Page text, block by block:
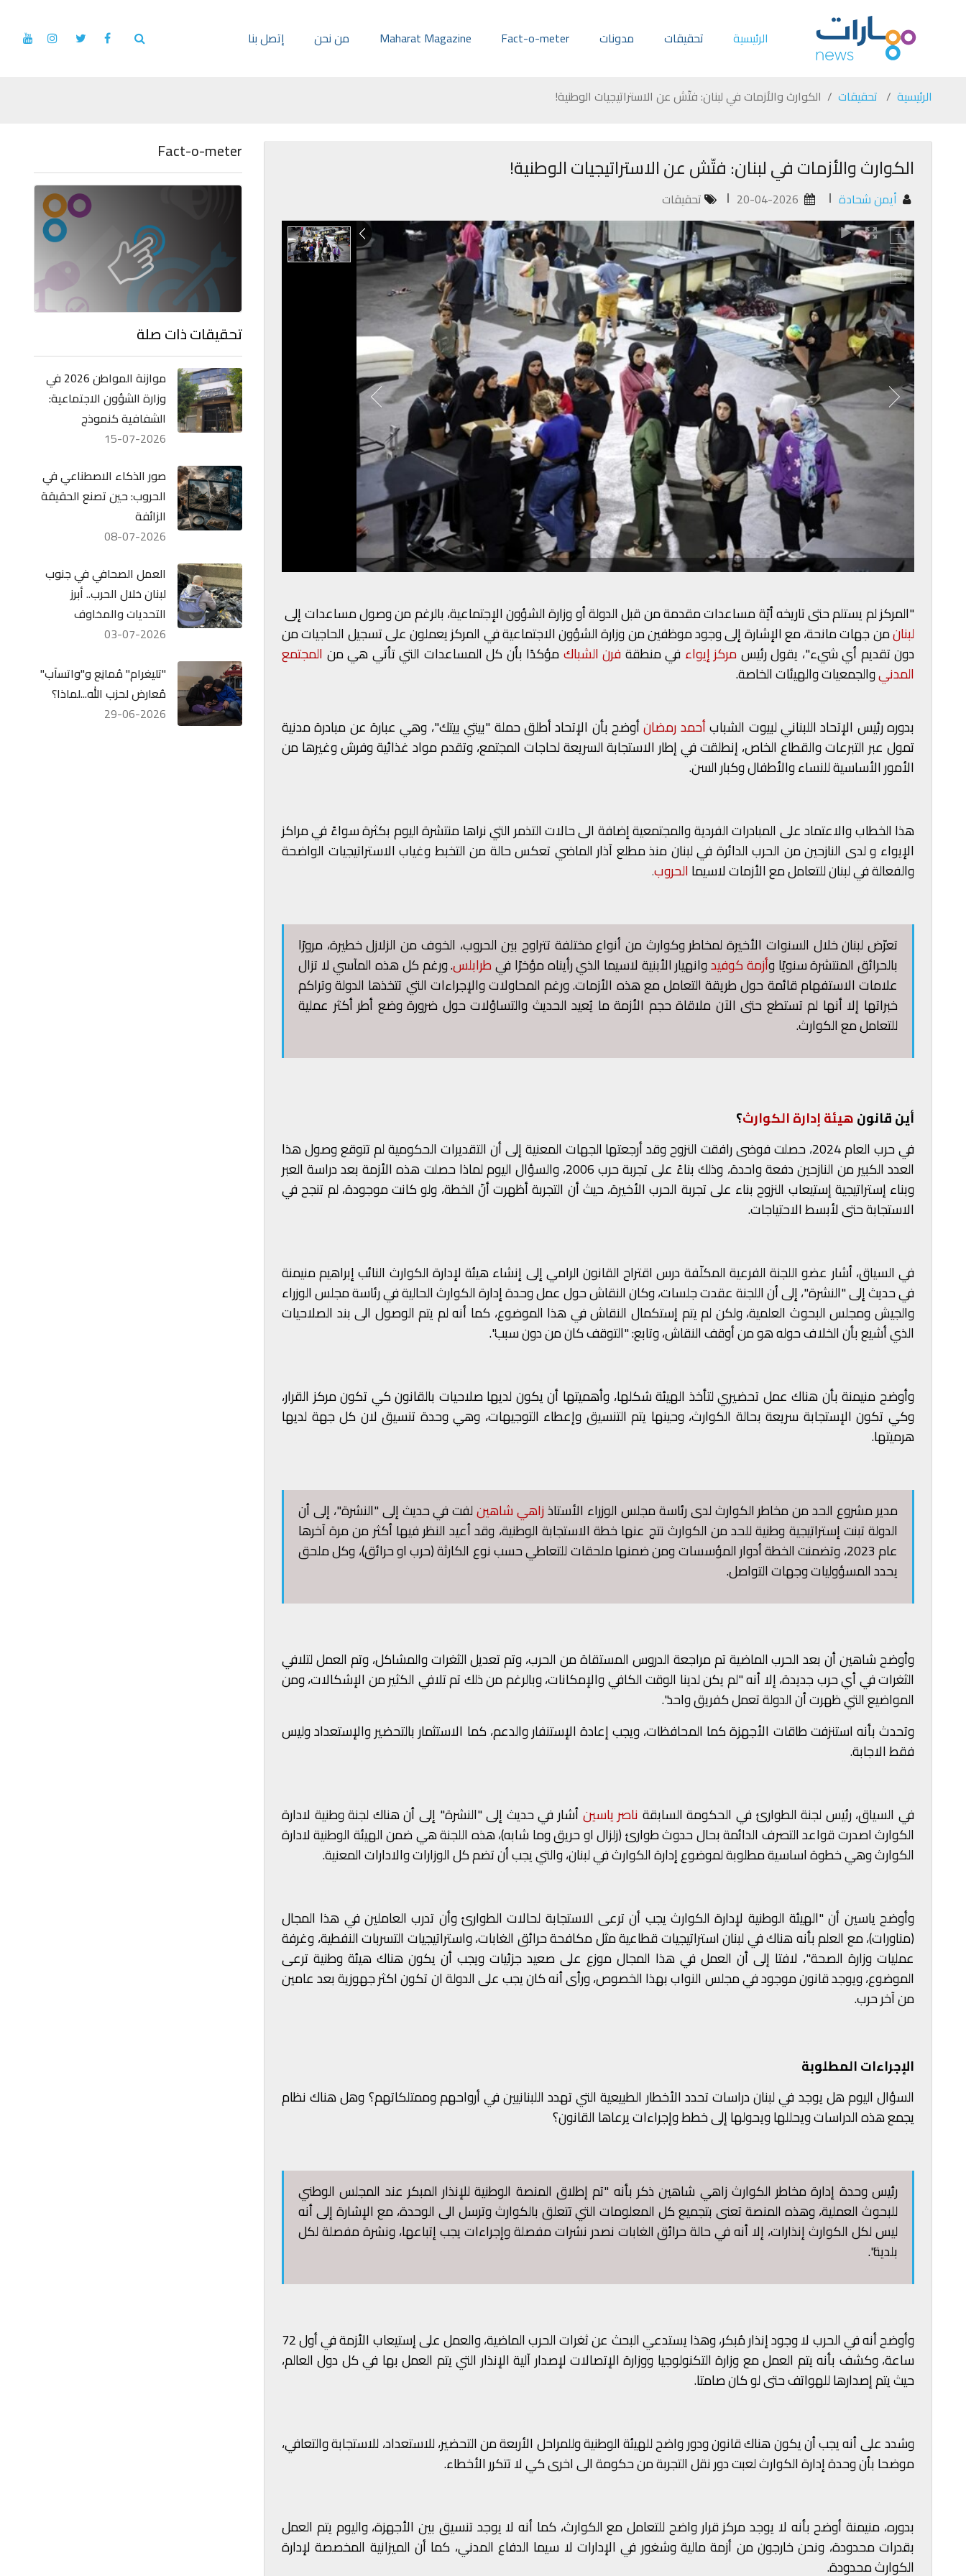
الرئيسية تحقيقات مدونات Fact-o-meter
Maharat Magazine من نحن إتصل بنا
الرئيسية تحقيقات الكوارث والأزمات في لبنان: فتّش عن الاستراتيجيات الوطنية!
الكوارث والأزمات في لبنان: فتّش عن الاستراتيجيات الوطنية!
أيمن شحادة تحقيقات
"المركز لم يستلم حتى تاريخه أيّة مساعدات مقدمة من قبل الدولة أو وزارة الشؤون الإجتماعية، بالرغم من وصول مساعدات إلى​
لبنان​من جهات مانحة، مع الإشارة إلى وجود موظفين من وزارة الشؤون الاجتماعية في المركز يعملون على تسجيل الحاجيات من
دون تقديم أي شيء"، يقول رئيسمركز إيواء في منطقة ​فرن الشباكمؤكدًا بأن كل المساعدات التي تأتي هي من المجتمع
المدنيوالجمعيات والهيئات الخاصة.
بدوره رئيس الإتحاد اللبناني لبيوت الشباب​أحمد رمضان​أوضح بأن الإتحاد أطلق حملة "بيتي بيتك"، وهي عبارة عن مبادرة مدنية
تمول عبر التبرعات والقطاع الخاص، إنطلقت في إطار الاستجابة السريعة لحاجات المجتمع، وتقدم مواد غذائية وفرش وغيرها من
الأمور الأساسية للنساء والأطفال وكبار السن.
هذا الخطاب والاعتماد على المبادرات الفردية والمجتمعية إضافة الى حالات التذمر التي نراها منتشرة اليوم بكثرة سواءً في مراكز
الإيواء و لدى النازحين من الحرب الدائرة في لبنان منذ مطلع آذار الماضي تعكس حالة من التخبط وغياب الاستراتيجيات الواضحة
والفعالة في لبنان للتعامل مع الأزمات لاسيماالحروب​.
تعرّض لبنان خلال السنوات الأخيرة لمخاطر وكوارث من أنواع مختلفة تتراوح بين الحروب، الخوف من الزلازل خطيرة، مرورًا
بالحرائق المنتشرة سنويًا وأزمة كوفيدوانهيار الأبنية لاسيما الذي رأيناه مؤخرًا فيطرابلس. ورغم كل هذه المآسي لا تزال
علامات الاستفهام قائمة حول طريقة التعامل مع هذه الأزمات. ورغم المحاولات والإجراءات التي تتخذها الدولة وتراكم
خبراتها إلا أنها لم تستطع حتى الآن ملاقاة حجم الأزمة ما يُعيد الحديث والتساؤلات حول ضرورة وضع أطر أكثر عملية
للتعامل مع الكوارث.
أين قانونهيئة إدارة الكوارث​؟
في حرب العام 2024، حصلت فوضى رافقت النزوح وقد أرجعتها الجهات المعنية إلى أن التقديرات الحكومية لم تتوقع وصول هذا
العدد الكبير من النازحين دفعة واحدة، وذلك بناءً على تجربة حرب 2006، والسؤال اليوم لماذا حصلت هذه الأزمة بعد دراسة العبر
وبناء إستراتيجية إستيعاب النزوح بناء على تجربة الحرب الأخيرة، حيث أن التجربة أظهرت أنّ الخطة، ولو كانت موجودة، لم تنجح في
الاستجابة حتى لأبسط الاحتياجات.
في السياق، أشار عضو اللجنة الفرعية المكلّفة درس اقتراح القانون الرامي إلى إنشاء هيئة لإدارة الكوارث النائب إبراهيم منيمنة
في حديث إلى "النشرة"، إلى أن اللجنة عقدت جلسات، وكان النقاش حول عمل وحدة إدارة الكوارث الحالية في رئاسة مجلس الوزراء
والجيش ومجلس البحوث العلمية، ولكن لم يتم إستكمال النقاش في هذا الموضوع، كما أنه لم يتم الوصول الى بند الصلاحيات
الذي أشيع بأن الخلاف حوله هو من أوقف النقاش، وتابع: "التوقف كان من دون سبب".
وأوضح منيمنة بأن هناك عمل تحضيري لتأخذ الهيئة شكلها، وأهميتها أن يكون لديها صلاحيات بالقانون كي تكون مركز القرار،
وكي تكون الإستجابة سريعة بحالة الكوارث، وحينها يتم التنسيق وإعطاء التوجيهات، وهي وحدة تنسيق لان كل جهة لديها
هرميتها.
مدير مشروع الحد من مخاطر الكوارث لدى رئاسة مجلس الوزراء الأستاذ​زاهي شاهين​لفت في حديث إلى "النشرة"، إلى أن
الدولة تبنت إستراتيجية وطنية للحد من الكوارث نتج عنها خطة الاستجابة الوطنية، وقد أعيد النظر فيها أكثر من مرة آخرها
عام 2023، وتضمنت الخطة أدوار المؤسسات ومن ضمنها ملحقات للتعاطي حسب نوع الكارثة (حرب او حرائق)، وكل ملحق
يحدد المسؤوليات وجهات التواصل.
وأوضح شاهين أن بعد الحرب الماضية تم مراجعة الدروس المستقاة من الحرب، وتم تعديل الثغرات والمشاكل، وتم العمل لتلافي
الثغرات في أي حرب جديدة، إلا أنه "لم يكن لدينا الوقت الكافي والإمكانات، وبالرغم من ذلك تم تلافي الكثير من الإشكالات، ومن
المواضيع التي ظهرت أن الدولة تعمل كفريق واحد".
وتحدث بأنه استنزفت طاقات الأجهزة كما المحافظات، ويجب إعادة الإستنفار والدعم، كما الاستثمار بالتحضير والإستعداد وليس
فقط الاجابة.
في السياق، رئيس لجنة الطوارئ في الحكومة السابقة ناصر ياسينأشار في حديث إلى "النشرة" إلى أن هناك لجنة وطنية لادارة
الكوارث اصدرت قواعد التصرف الدائمة بحال حدوث طوارئ (زلزال او حريق وما شابه)، هذه اللجنة هي ضمن الهيئة الوطنية لادارة
الكوارث وهي خطوة اساسية مطلوبة لموضوع إدارة الكوارث في لبنان، والتي يجب أن تضم كل الوزارات والادارات المعنية.
وأوضح ياسين أن "الهيئة الوطنية لإدارة الكوارث يجب أن ترعى الاستجابة لحالات الطوارئ وأن تدرب العاملين في هذا المجال
(مناورات)، مع العلم بأنه هناك في لبنان استراتيجيات قطاعية مثل مكافحة حرائق الغابات، واستراتيجيات التسربات النفطية، وغرفة
عمليات وزارة الصحة"، لافتا إلى أن العمل في هذا المجال موزع على صعيد جزئيات ويجب أن يكون هناك هيئة وطنية ترعى
الموضوع، ويوجد قانون موجود في مجلس النواب بهذا الخصوص، ورأى أنه كان يجب على الدولة ان تكون اكثر جهوزية بعد عامين
من آخر حرب.
الإجراءات المطلوبة
السؤال اليوم هل يوجد في لبنان دراسات تحدد الأخطار الطبيعية التي تهدد اللبنانيين في أرواحهم وممتلكاتهم؟ وهل هناك نظام
يجمع هذه الدراسات ويحللها ويحولها إلى خطط وإجراءات يرعاها القانون؟
رئيس وحدة إدارة مخاطر الكوارث زاهي شاهين ذكر بأنه "تم إطلاق المنصة الوطنية للإنذار المبكر عند المجلس الوطني
للبحوث العملية، وهذه المنصة تعنى بتجميع كل المعلومات التي تتعلق بالكوارث وترسل الى الوحدة، مع الإشارة إلى أنه
ليس لكل الكوارث إنذارات، إلا أنه في حالة حرائق الغابات نصدر نشرات مفصلة وإجراءات يجب إتباعها، ونشرة مفصلة لكل
بلدية".
وأوضح أنه في الحرب لا وجود إنذار مُبكر، وهذا يستدعي البحث عن ثغرات الحرب الماضية، والعمل على إستيعاب الأزمة في أول 72
ساعة، وكشف بأنه يتم العمل مع وزارة التكنولوجيا ووزارة الإتصالات لإصدار آلية الإنذار التي يتم العمل بها في كل دول العالم،
حيث يتم إصدارها للهواتف حتى لو كان صامتا.
وشدد على أنه يجب أن يكون هناك قانون ودور واضح للهيئة الوطنية وللمراحل الأربعة من التحضير، للاستعداد، للاستجابة والتعافي،
موضحا بأن وحدة إدارة الكوارث لعبت دور نقل التجربة من حكومة الى اخرى كي لا تتكرر الأخطاء.
بدوره، منيمنة أوضح بأنه لا يوجد مركز قرار واضح للتعامل مع الكوارث، كما أنه لا يوجد تنسيق بين الأجهزة، واليوم يتم العمل
بقدرات محدودة، ونحن خارجون من أزمة مالية وشغور في الإدارات لا سيما الدفاع المدني، كما أن الميزانية المخصصة لإدارة
الكوارث محدودة.
Fact-o-meter
تحقيقات ذات صلة
موازنة المواطن 2026 في
وزارة الشؤون الاجتماعية:
الشفافية كنموذج
15-07-2026
صور الذكاء الاصطناعي في
الحروب: حين تصنع الحقيقة
الزائفة
08-07-2026
العمل الصحافي في جنوب
لبنان خلال الحرب.. أبرز
التحديات والمخاوف
03-07-2026
"تليغرام" مُمانِع و"واتسآب"
مُعارض لحزب الله...لماذا؟
29-06-2026